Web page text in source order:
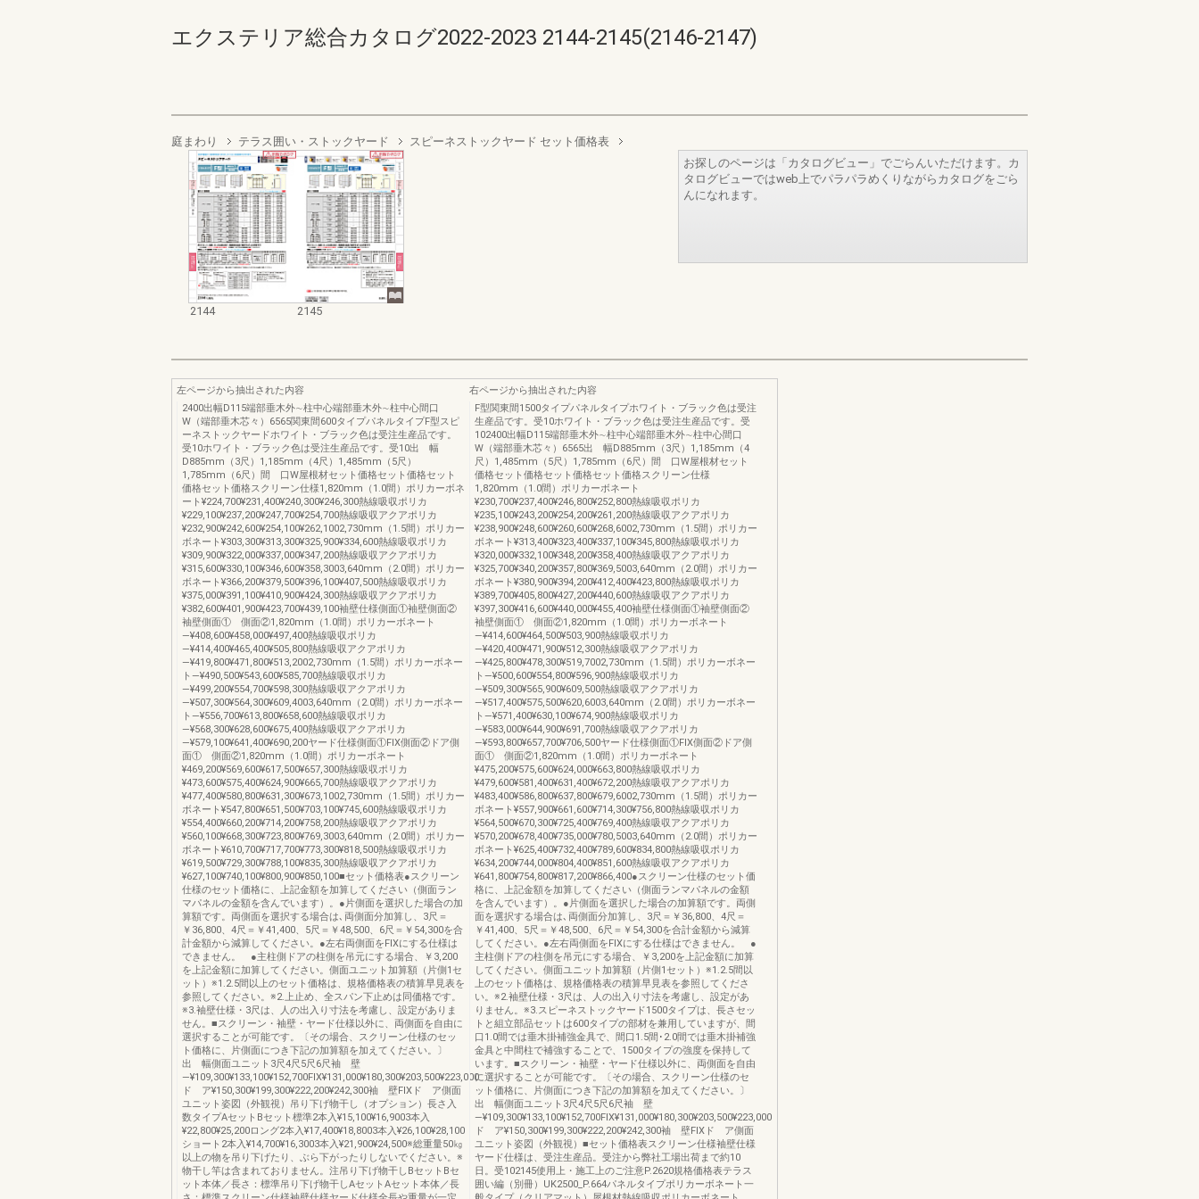
エクステリア総合カタログ2022-2023 2144-2145(2146-2147)
庭まわり テラス囲い・ストックヤード スピーネストックヤード セット価格表
2144 2145
お探しのページは「カタログビュー」でごらんいただけます。カ
タログビューではweb上でパラパラめくりながらカタログをごら
んになれます。
左ページから抽出された内容
2400出幅D115端部垂木外∼柱中心端部垂木外∼柱中心間口
W（端部垂木芯々）6565関東間600タイプパネルタイプF型スピ
ーネストックヤードホワイト・ブラック色は受注生産品です。
受10ホワイト・ブラック色は受注生産品です。受10出 幅
D885mm（3尺）1,185mm（4尺）1,485mm（5尺）
1,785mm（6尺）間 口W屋根材セット価格セット価格セット
価格セット価格スクリーン仕様1,820mm（1.0間）ポリカーボネ
ート¥224,700¥231,400¥240,300¥246,300熱線吸収ポリカ
¥229,100¥237,200¥247,700¥254,700熱線吸収アクアポリカ
¥232,900¥242,600¥254,100¥262,1002,730mm（1.5間）ポリカー
ボネート¥303,300¥313,300¥325,900¥334,600熱線吸収ポリカ
¥309,900¥322,000¥337,000¥347,200熱線吸収アクアポリカ
¥315,600¥330,100¥346,600¥358,3003,640mm（2.0間）ポリカー
ボネート¥366,200¥379,500¥396,100¥407,500熱線吸収ポリカ
¥375,000¥391,100¥410,900¥424,300熱線吸収アクアポリカ
¥382,600¥401,900¥423,700¥439,100袖壁仕様側面①袖壁側面②
袖壁側面① 側面②1,820mm（1.0間）ポリカーボネート
―¥408,600¥458,000¥497,400熱線吸収ポリカ
―¥414,400¥465,400¥505,800熱線吸収アクアポリカ
―¥419,800¥471,800¥513,2002,730mm（1.5間）ポリカーボネー
ト―¥490,500¥543,600¥585,700熱線吸収ポリカ
―¥499,200¥554,700¥598,300熱線吸収アクアポリカ
―¥507,300¥564,300¥609,4003,640mm（2.0間）ポリカーボネー
ト―¥556,700¥613,800¥658,600熱線吸収ポリカ
―¥568,300¥628,600¥675,400熱線吸収アクアポリカ
―¥579,100¥641,400¥690,200ヤード仕様側面①FIX側面②ドア側
面① 側面②1,820mm（1.0間）ポリカーボネート
¥469,200¥569,600¥617,500¥657,300熱線吸収ポリカ
¥473,600¥575,400¥624,900¥665,700熱線吸収アクアポリカ
¥477,400¥580,800¥631,300¥673,1002,730mm（1.5間）ポリカー
ボネート¥547,800¥651,500¥703,100¥745,600熱線吸収ポリカ
¥554,400¥660,200¥714,200¥758,200熱線吸収アクアポリカ
¥560,100¥668,300¥723,800¥769,3003,640mm（2.0間）ポリカー
ボネート¥610,700¥717,700¥773,300¥818,500熱線吸収ポリカ
¥619,500¥729,300¥788,100¥835,300熱線吸収アクアポリカ
¥627,100¥740,100¥800,900¥850,100■セット価格表●スクリーン
仕様のセット価格に、上記金額を加算してください（側面ラン
マパネルの金額を含んでいます）。●片側面を選択した場合の加
算額です。両側面を選択する場合は､両側面分加算し、3尺＝
￥36,800、4尺＝￥41,400、5尺＝￥48,500、6尺＝￥54,300を合
計金額から減算してください。●左右両側面をFIXにする仕様は
できません。 ●主柱側ドアの柱側を吊元にする場合、￥3,200
を上記金額に加算してください。側面ユニット加算額（片側1セ
ット）※1.2.5間以上のセット価格は、規格価格表の積算早見表を
参照してください。※2.上止め、全スパン下止めは同価格です。
※3.袖壁仕様・3尺は、人の出入り寸法を考慮し、設定がありま
せん。■スクリーン・袖壁・ヤード仕様以外に、両側面を自由に
選択することが可能です。〔その場合、スクリーン仕様のセッ
ト価格に、片側面につき下記の加算額を加えてください。〕
出 幅側面ユニット3尺4尺5尺6尺袖 壁
―¥109,300¥133,100¥152,700FIX¥131,000¥180,300¥203,500¥223,000
ド ア¥150,300¥199,300¥222,200¥242,300袖 壁FIXド ア側面
ユニット姿図（外観視）吊り下げ物干し（オプション）長さ入
数タイプAセットBセット標準2本入¥15,100¥16,9003本入
¥22,800¥25,200ロング2本入¥17,400¥18,8003本入¥26,100¥28,100
ショート2本入¥14,700¥16,3003本入¥21,900¥24,500※総重量50㎏
以上の物を吊り下げたり、ぶら下がったりしないでください。※
物干し竿は含まれておりません。注吊り下げ物干しBセットBセ
ット本体／長さ：標準吊り下げ物干しAセットAセット本体／長
右ページから抽出された内容
F型関東間1500タイプパネルタイプホワイト・ブラック色は受注
生産品です。受10ホワイト・ブラック色は受注生産品です。受
102400出幅D115端部垂木外∼柱中心端部垂木外∼柱中心間口
W（端部垂木芯々）6565出 幅D885mm（3尺）1,185mm（4
尺）1,485mm（5尺）1,785mm（6尺）間 口W屋根材セット
価格セット価格セット価格セット価格スクリーン仕様
1,820mm（1.0間）ポリカーボネート
¥230,700¥237,400¥246,800¥252,800熱線吸収ポリカ
¥235,100¥243,200¥254,200¥261,200熱線吸収アクアポリカ
¥238,900¥248,600¥260,600¥268,6002,730mm（1.5間）ポリカー
ボネート¥313,400¥323,400¥337,100¥345,800熱線吸収ポリカ
¥320,000¥332,100¥348,200¥358,400熱線吸収アクアポリカ
¥325,700¥340,200¥357,800¥369,5003,640mm（2.0間）ポリカー
ボネート¥380,900¥394,200¥412,400¥423,800熱線吸収ポリカ
¥389,700¥405,800¥427,200¥440,600熱線吸収アクアポリカ
¥397,300¥416,600¥440,000¥455,400袖壁仕様側面①袖壁側面②
袖壁側面① 側面②1,820mm（1.0間）ポリカーボネート
―¥414,600¥464,500¥503,900熱線吸収ポリカ
―¥420,400¥471,900¥512,300熱線吸収アクアポリカ
―¥425,800¥478,300¥519,7002,730mm（1.5間）ポリカーボネー
ト―¥500,600¥554,800¥596,900熱線吸収ポリカ
―¥509,300¥565,900¥609,500熱線吸収アクアポリカ
―¥517,400¥575,500¥620,6003,640mm（2.0間）ポリカーボネー
ト―¥571,400¥630,100¥674,900熱線吸収ポリカ
―¥583,000¥644,900¥691,700熱線吸収アクアポリカ
―¥593,800¥657,700¥706,500ヤード仕様側面①FIX側面②ドア側
面① 側面②1,820mm（1.0間）ポリカーボネート
¥475,200¥575,600¥624,000¥663,800熱線吸収ポリカ
¥479,600¥581,400¥631,400¥672,200熱線吸収アクアポリカ
¥483,400¥586,800¥637,800¥679,6002,730mm（1.5間）ポリカー
ボネート¥557,900¥661,600¥714,300¥756,800熱線吸収ポリカ
¥564,500¥670,300¥725,400¥769,400熱線吸収アクアポリカ
¥570,200¥678,400¥735,000¥780,5003,640mm（2.0間）ポリカー
ボネート¥625,400¥732,400¥789,600¥834,800熱線吸収ポリカ
¥634,200¥744,000¥804,400¥851,600熱線吸収アクアポリカ
¥641,800¥754,800¥817,200¥866,400●スクリーン仕様のセット価
格に、上記金額を加算してください（側面ランマパネルの金額
を含んでいます）。●片側面を選択した場合の加算額です。両側
面を選択する場合は､両側面分加算し、3尺＝￥36,800、4尺＝
￥41,400、5尺＝￥48,500、6尺＝￥54,300を合計金額から減算
してください。●左右両側面をFIXにする仕様はできません。 ●
主柱側ドアの柱側を吊元にする場合、￥3,200を上記金額に加算
してください。側面ユニット加算額（片側1セット）※1.2.5間以
上のセット価格は、規格価格表の積算早見表を参照してくださ
い。※2.袖壁仕様・3尺は、人の出入り寸法を考慮し、設定があ
りません。※3.スピーネストックヤード1500タイプは、長さセッ
トと組立部品セットは600タイプの部材を兼用していますが、間
口1.0間では垂木掛補強金具で、間口1.5間･2.0間では垂木掛補強
金具と中間柱で補強することで、1500タイプの強度を保持して
います。■スクリーン・袖壁・ヤード仕様以外に、両側面を自由
に選択することが可能です。〔その場合、スクリーン仕様のセ
ット価格に、片側面につき下記の加算額を加えてください。〕
出 幅側面ユニット3尺4尺5尺6尺袖 壁
―¥109,300¥133,100¥152,700FIX¥131,000¥180,300¥203,500¥223,000
ド ア¥150,300¥199,300¥222,200¥242,300袖 壁FIXド ア側面
ユニット姿図（外観視）■セット価格表スクリーン仕様袖壁仕様
ヤード仕様は、受注生産品。受注から弊社工場出荷まで約10
日。受102145使用上・施工上のご注意P.2620規格価格表テラス
囲い編（別冊）UK2500_P.664パネルタイプポリカーボネート一